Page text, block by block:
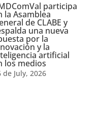
participa
la Asamblea
de CLABE y
una nueva
por la
y la
artificial
los medios
de July, 2026